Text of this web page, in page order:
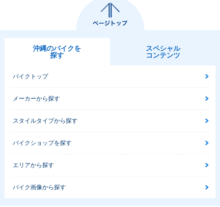
沖縄のバイクを
探す
スペシャル
コンテンツ
バイクトップ
メーカーから探す
スタイルタイプから探す
バイクショップを探す
エリアから探す
バイク画像から探す